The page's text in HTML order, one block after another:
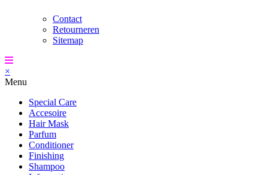
Contact
Retourneren
Sitemap
×
Menu
Special Care
Accesoire
Hair Mask
Parfum
Conditioner
Finishing
Shampoo